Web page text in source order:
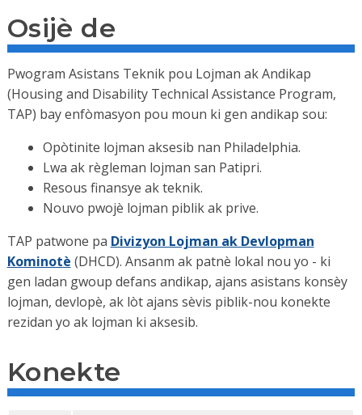
Osijè de
Pwogram Asistans Teknik pou Lojman ak Andikap
(Housing and Disability Technical Assistance Program,
TAP) bay enfòmasyon pou moun ki gen andikap sou:
Opòtinite lojman aksesib nan Philadelphia.
Lwa ak règleman lojman san Patipri.
Resous finansye ak teknik.
Nouvo pwojè lojman piblik ak prive.
TAP patwone pa Divizyon Lojman ak Devlopman
Kominotè (DHCD). Ansanm ak patnè lokal nou yo - ki
gen ladan gwoup defans andikap, ajans asistans konsèy
lojman, devlopè, ak lòt ajans sèvis piblik-nou konekte
rezidan yo ak lojman ki aksesib.
Konekte